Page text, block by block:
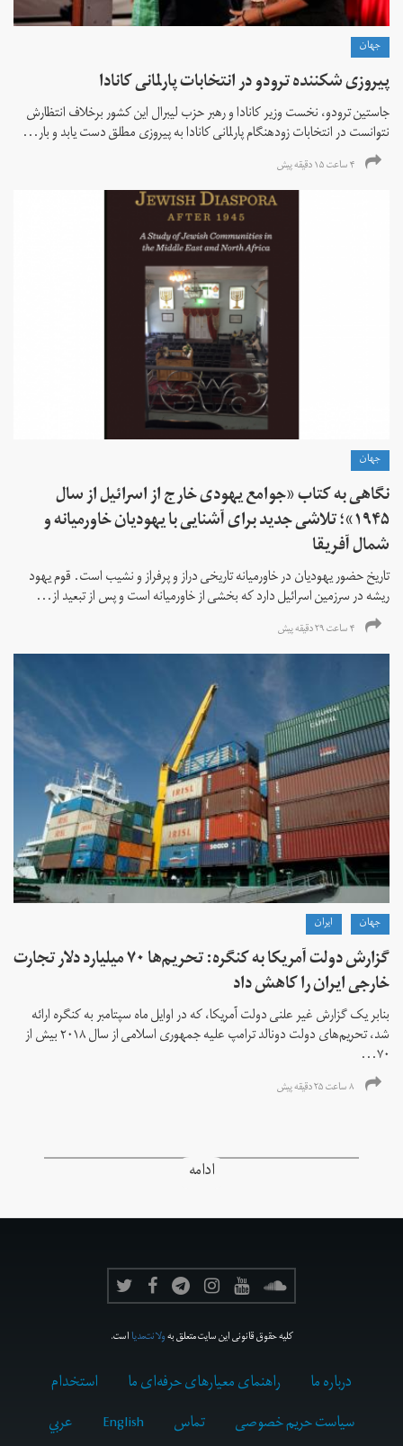
جهان
پیروزی شکننده ترودو در انتخابات پارلمانی کانادا
جاستین ترودو، نخست وزیر کانادا و رهبر حزب لیبرال این کشور برخلاف انتظارش
نتوانست در انتخابات زود‌هنگام پارلمانی کانادا به پیروزی مطلق دست یابد و بار...
۴ ساعت ۱۵ دقیقه پیش
جهان
نگاهی به کتاب «جوامع یهودی خارج از اسرائیل از سال
۱۹۴۵»؛ تلاشی جدید برای آشنایی با یهودیان خاورمیانه و
شمال آفریقا
تاریخ حضور یهودیان در خاورمیانه تاریخی دراز و پرفراز و نشیب است. قوم یهود
ریشه در سرزمین اسرائیل دارد که بخشی از خاورمیانه است و پس از تبعید از...
۴ ساعت ۲۹ دقیقه پیش
جهان ايران
گزارش دولت آمریکا به کنگره: تحریم‌ها ۷۰ میلیارد دلار تجارت
خارجی ایران را کاهش داد
بنابر یک گزارش غیر علنی دولت آمریکا، که در اوایل ماه سپتامبر به کنگره ارائه
شد، تحریم‌های دولت دونالد ترامپ علیه جمهوری اسلامی از سال ۲۰۱۸ بیش از
۷۰...
۸ ساعت ۲۵ دقیقه پیش
ادامه
کلیه حقوق قانونی این سایت متعلق بهولانت‌مدیااست.
درباره ما راهنمای معیارهای حرفه‌ای ما
استخدام
سیاست حریم خصوصی
تماس English عربي